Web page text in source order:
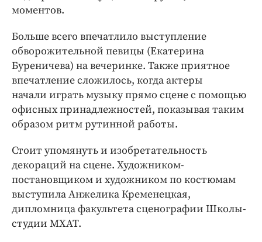
моментов.
Больше всего впечатлило выступление
обворожительной певицы (Екатерина
Буреничева) на вечеринке. Также приятное
впечатление сложилось, когда актеры
начали играть музыку прямо сцене с помощью
офисных принадлежностей, показывая таким
образом ритм рутинной работы.
Стоит упомянуть и изобретательность
декораций на сцене. Художником-
постановщиком и художником по костюмам
выступила Анжелика Кременецкая,
дипломница факультета сценографии Школы-
студии МХАТ.